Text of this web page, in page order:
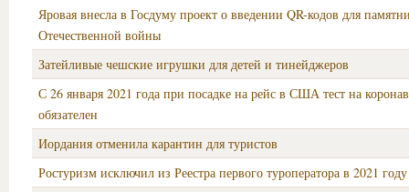
Яровая внесла в Госдуму проект о введении QR-кодов для
Отечественной войны
Затейливые чешские игрушки для детей и тинейджеров
С 26 января 2021 года при посадке на рейс в США тест на
обязателен
Иордания отменила карантин для туристов
Ростуризм исключил из Реестра первого туроператора в 2021 году